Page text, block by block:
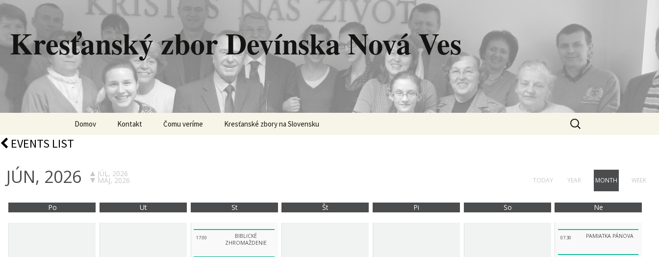
Kresťanský zbor Devínska Nová Ves
obsah
Domov Kontakt Čomu veríme Kresťanské zbory na Slovensku
Hľadať:
EVENTS LIST
JÚN, 2026 JÚL, 2026
MÁJ, 2026 TODAY YEAR MONTH WEEK
Po Ut St Št Pi So Ne
17:00
BIBLICKÉ
ZHROMAŽDENIE
07:30 PAMIATKA PÁNOVA